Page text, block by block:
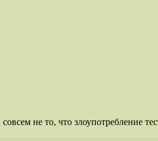
не то, что злоупотребление